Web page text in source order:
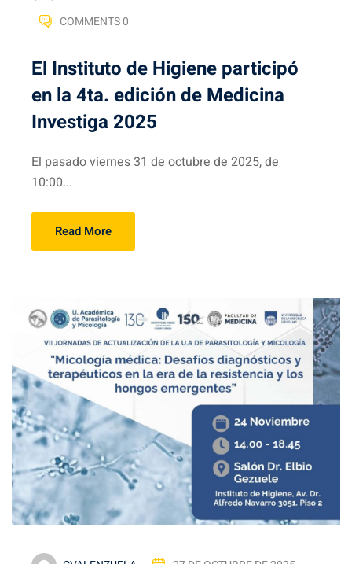
COMMENTS 0
El Instituto de Higiene participó
en la 4ta. edición de Medicina
Investiga 2025
El pasado viernes 31 de octubre de 2025, de
10:00...
Read More